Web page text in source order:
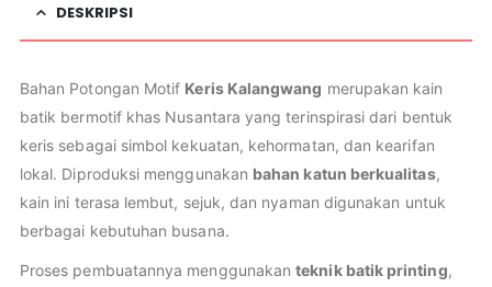
DESKRIPSI
Bahan Potongan Motif Keris Kalangwang merupakan kain
batik bermotif khas Nusantara yang terinspirasi dari bentuk
keris sebagai simbol kekuatan, kehormatan, dan kearifan
lokal. Diproduksi menggunakan bahan katun berkualitas,
kain ini terasa lembut, sejuk, dan nyaman digunakan untuk
berbagai kebutuhan busana.
Proses pembuatannya menggunakanteknik batik printing,